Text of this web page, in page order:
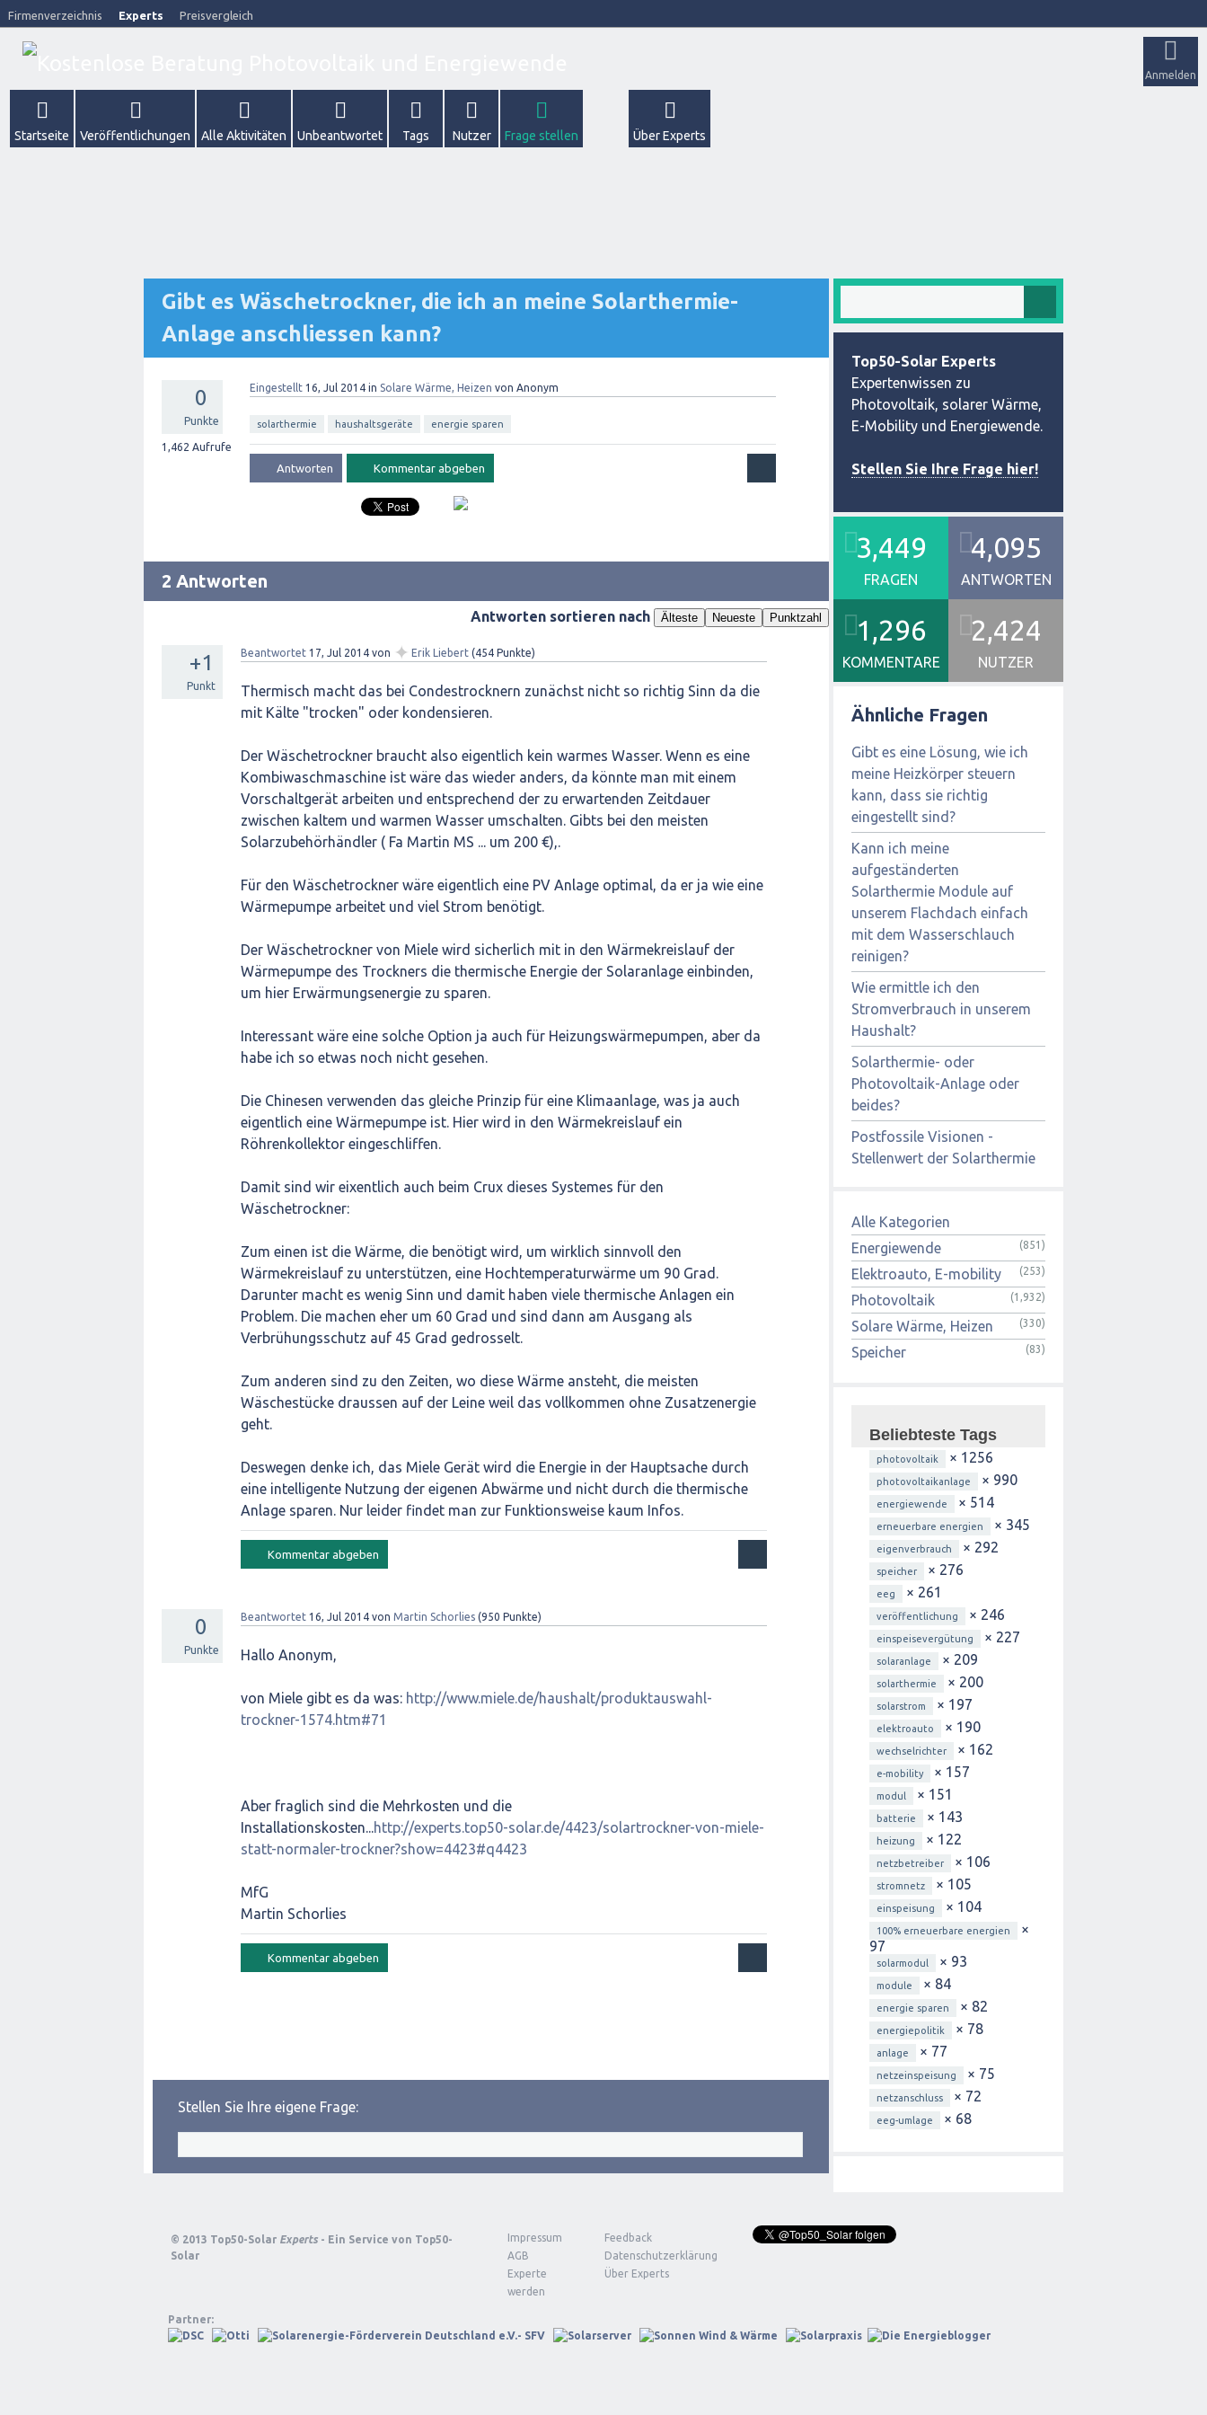
Firmenverzeichnis Experts Preisvergleich
Anmelden
Startseite Veröffentlichungen Alle Aktivitäten Unbeantwortet Tags Nutzer Frage stellen Über Experts
Gibt es Wäschetrockner, die ich an meine Solarthermie-
Anlage anschliessen kann?
0
Punkte
1,462 Aufrufe
Eingestellt 16, Jul 2014 in Solare Wärme, Heizen von Anonym
solarthermie haushaltsgeräte energie sparen
2 Antworten
Antworten sortieren nach Älteste Neueste Punktzahl
+1
Punkt
Beantwortet 17, Jul 2014 von ✦ Erik Liebert (454 Punkte)
Thermisch macht das bei Condestrocknern zunächst nicht so richtig Sinn da die
mit Kälte "trocken" oder kondensieren.
Der Wäschetrockner braucht also eigentlich kein warmes Wasser. Wenn es eine
Kombiwaschmaschine ist wäre das wieder anders, da könnte man mit einem
Vorschaltgerät arbeiten und entsprechend der zu erwartenden Zeitdauer
zwischen kaltem und warmen Wasser umschalten. Gibts bei den meisten
Solarzubehörhändler ( Fa Martin MS ... um 200 €),.
Für den Wäschetrockner wäre eigentlich eine PV Anlage optimal, da er ja wie eine
Wärmepumpe arbeitet und viel Strom benötigt.
Der Wäschetrockner von Miele wird sicherlich mit in den Wärmekreislauf der
Wärmepumpe des Trockners die thermische Energie der Solaranlage einbinden,
um hier Erwärmungsenergie zu sparen.
Interessant wäre eine solche Option ja auch für Heizungswärmepumpen, aber da
habe ich so etwas noch nicht gesehen.
Die Chinesen verwenden das gleiche Prinzip für eine Klimaanlage, was ja auch
eigentlich eine Wärmepumpe ist. Hier wird in den Wärmekreislauf ein
Röhrenkollektor eingeschliffen.
Damit sind wir eixentlich auch beim Crux dieses Systemes für den
Wäschetrockner:
Zum einen ist die Wärme, die benötigt wird, um wirklich sinnvoll den
Wärmekreislauf zu unterstützen, eine Hochtemperaturwärme um 90 Grad.
Darunter macht es wenig Sinn und damit haben viele thermische Anlagen ein
Problem. Die machen eher um 60 Grad und sind dann am Ausgang als
Verbrühungsschutz auf 45 Grad gedrosselt.
Zum anderen sind zu den Zeiten, wo diese Wärme ansteht, die meisten
Wäschestücke draussen auf der Leine weil das vollkommen ohne Zusatzenergie
geht.
Deswegen denke ich, das Miele Gerät wird die Energie in der Hauptsache durch
eine intelligente Nutzung der eigenen Abwärme und nicht durch die thermische
Anlage sparen. Nur leider findet man zur Funktionsweise kaum Infos.
0
Punkte
Beantwortet 16, Jul 2014 von Martin Schorlies (950 Punkte)
Hallo Anonym,
von Miele gibt es da was: http://www.miele.de/haushalt/produktauswahl-
trockner-1574.htm#71
Aber fraglich sind die Mehrkosten und die
Installationskosten...http://experts.top50-solar.de/4423/solartrockner-von-miele-
statt-normaler-trockner?show=4423#q4423
MfG
Martin Schorlies
Stellen Sie Ihre eigene Frage:
Top50-Solar Experts
Expertenwissen zu
Photovoltaik, solarer Wärme,
E-Mobility und Energiewende.
Stellen Sie Ihre Frage hier!
3,449
FRAGEN
4,095
ANTWORTEN
1,296
KOMMENTARE
2,424
NUTZER
Ähnliche Fragen
Gibt es eine Lösung, wie ich
meine Heizkörper steuern
kann, dass sie richtig
eingestellt sind?
Kann ich meine
aufgeständerten
Solarthermie Module auf
unserem Flachdach einfach
mit dem Wasserschlauch
reinigen?
Wie ermittle ich den
Stromverbrauch in unserem
Haushalt?
Solarthermie- oder
Photovoltaik-Anlage oder
beides?
Postfossile Visionen -
Stellenwert der Solarthermie
Alle Kategorien
Energiewende
(851)
Elektroauto, E-mobility (253)
Photovoltaik (1,932)
Solare Wärme, Heizen (330)
Speicher (83)
Beliebteste Tags
photovoltaik × 1256
photovoltaikanlage × 990
energiewende × 514
erneuerbare energien × 345
eigenverbrauch × 292
speicher × 276
eeg × 261
veröffentlichung × 246
einspeisevergütung × 227
solaranlage × 209
solarthermie × 200
solarstrom × 197
elektroauto × 190
wechselrichter × 162
e-mobility × 157
modul × 151
batterie × 143
heizung × 122
netzbetreiber × 106
stromnetz × 105
einspeisung × 104
100% erneuerbare energien
×
97
solarmodul × 93
module × 84
energie sparen × 82
energiepolitik × 78
anlage × 77
netzeinspeisung × 75
netzanschluss × 72
eeg-umlage × 68
© 2013 Top50-Solar Experts - Ein Service von Top50-
Solar
Impressum
Feedback
AGB
Datenschutzerklärung
Experte
werden
Über Experts
Partner: